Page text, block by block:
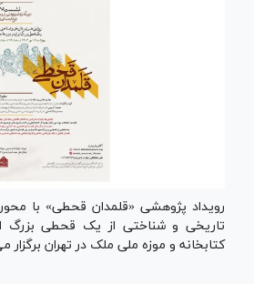
رویداد پژوهشی «قلمدان قحطی» با
تاریخی و شناختی از یک قحطی بزرگ
کتابخانه و موزه ملی ملک در تهران برگزار